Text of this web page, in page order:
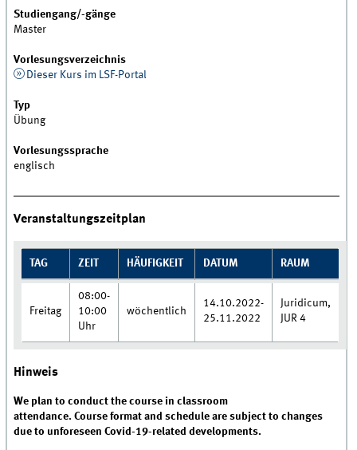
Studiengang/-gänge
Master
Vorlesungsverzeichnis
Dieser Kurs im LSF-Portal
Typ
Übung
Vorlesungssprache
englisch
Veranstaltungszeitplan
TAG ZEIT HÄUFIGKEIT DATUM RAUM
Freitag
08:00-
10:00
Uhr
wöchentlich
14.10.2022-
25.11.2022
Juridicum,
JUR 4
Hinweis
We plan to conduct the course in classroom
attendance.Course format and schedule are subject to changes
due to unforeseen Covid-19-related developments.